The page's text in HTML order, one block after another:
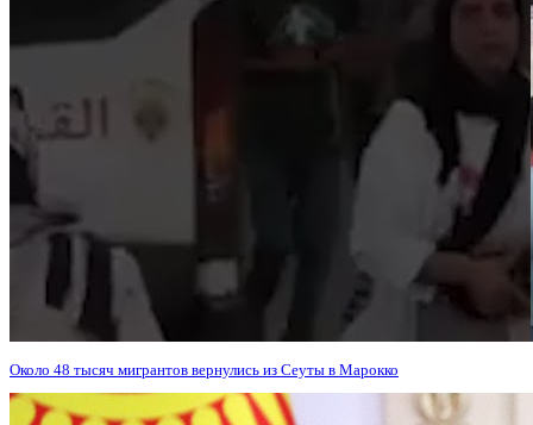
Около 48 тысяч мигрантов вернулись из Сеуты в Марокко